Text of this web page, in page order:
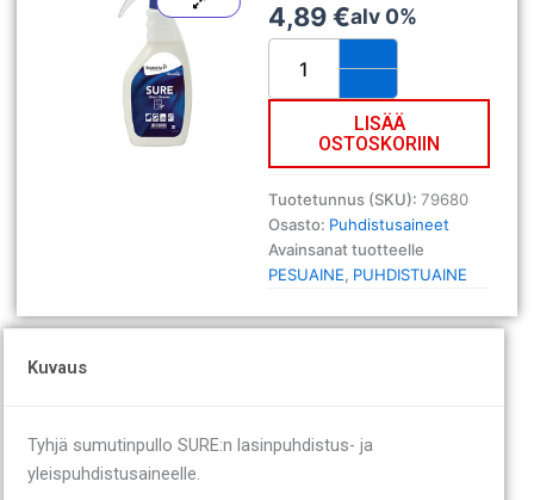
4,89€alv 0%
Sumutinpullo
SURE
lasi-
yleispuhdistusaineelle
750
ml
määrä
LISÄÄ
OSTOSKORIIN
Tuotetunnus (SKU):79680
Osasto: Puhdistusaineet
Avainsanat tuotteelle
PESUAINE, PUHDISTUAINE
Kuvaus
Tyhjä sumutinpullo SURE:n lasinpuhdistus- ja
yleispuhdistusaineelle.